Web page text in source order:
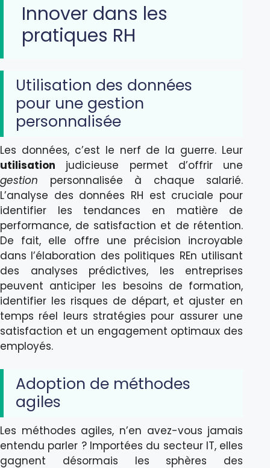
Innover dans les
pratiques RH
Utilisation des données
pour une gestion
personnalisée
Les données, c’est le nerf de la guerre. Leur
utilisation judicieuse permet d’offrir une
gestion personnalisée à chaque salarié.
L’analyse des données RH est cruciale pour
identifier les tendances en matière de
performance, de satisfaction et de rétention.
De fait, elle offre une précision incroyable
dans l’élaboration des politiques REn utilisant
des analyses prédictives, les entreprises
peuvent anticiper les besoins de formation,
identifier les risques de départ, et ajuster en
temps réel leurs stratégies pour assurer une
satisfaction et un engagement optimaux des
employés.
Adoption de méthodes
agiles
Les méthodes agiles, n’en avez-vous jamais
entendu parler ? Importées du secteur IT, elles
gagnent désormais les sphères des